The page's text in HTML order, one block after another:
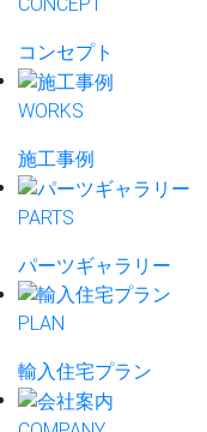
コンセプト
WORKS
施工事例
PARTS
パーツギャラリー
PLAN
輸入住宅プラン